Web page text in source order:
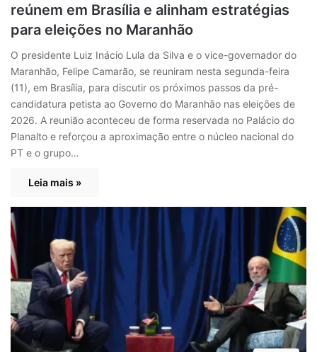
reúnem em Brasília e alinham estratégias
para eleições no Maranhão
O presidente Luiz Inácio Lula da Silva e o vice-governador do
Maranhão, Felipe Camarão, se reuniram nesta segunda-feira
(11), em Brasília, para discutir os próximos passos da pré-
candidatura petista ao Governo do Maranhão nas eleições de
2026. A reunião aconteceu de forma reservada no Palácio do
Planalto e reforçou a aproximação entre o núcleo nacional do
PT e o grupo…
Leia mais »